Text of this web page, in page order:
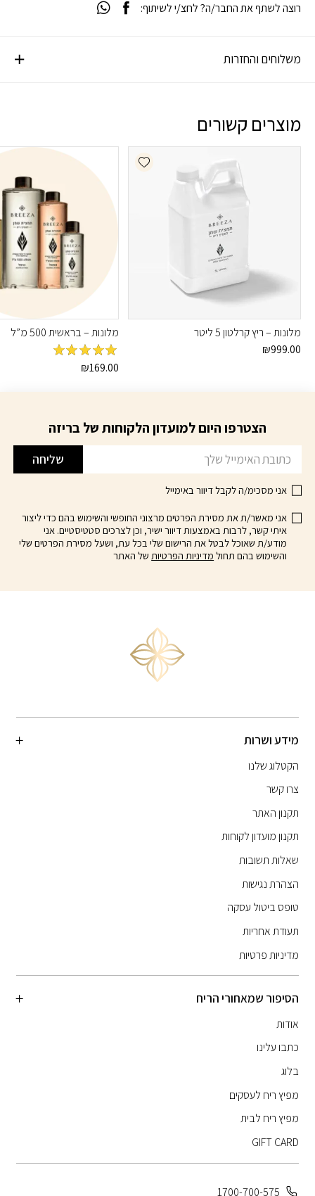
משלוחים והחזרות
רוצה לשתף את החבר/ה? לחצ/י לשיתוף:
מוצרים קשורים
Add wishlist
מלונות – ריץ קרלטון 5 ליטר
₪999.00
מלונות – בראשית 500 מ”ל
מדורג5מתוך₪169.00
הצטרפו היום למועדון הלקוחות של בריזה
שליחה
אני מסכימ/ה לקבל דיוור באימייל
אני מאשר/ת את מסירת הפרטים מרצוני החופשי והשימוש בהם כדי ליצור
איתי קשר, לרבות באמצעות דיוור ישיר, וכן לצרכים סטטיסטיים. אני
מודע/ת שאוכל לבטל את הרישום שלי בכל עת, ושעל מסירת הפרטים שלי
והשימוש בהם תחול מדיניות הפרטיותשל האתר
מידע ושרות
הקטלוג שלנו
צרו קשר
תקנון האתר
תקנון מועדון לקוחות
שאלות תשובות
הצהרת נגישות
טופס ביטול עסקה
תעודת אחריות
מדיניות פרטיות
הסיפור שמאחורי הריח
אודות
כתבו עלינו
בלוג
מפיץ ריח לעסקים
מפיץ ריח לבית
GIFT CARD
1700-700-575